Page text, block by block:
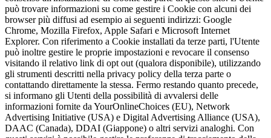
può trovare informazioni su come gestire i Cookie con alcuni dei
browser più diffusi ad esempio ai seguenti indirizzi: Google
Chrome, Mozilla Firefox, Apple Safari e Microsoft Internet
Explorer. Con riferimento a Cookie installati da terze parti, l'Utente
può inoltre gestire le proprie impostazioni e revocare il consenso
visitando il relativo link di opt out (qualora disponibile), utilizzando
gli strumenti descritti nella privacy policy della terza parte o
contattando direttamente la stessa. Fermo restando quanto precede,
si informano gli Utenti della possibilità di avvalersi delle
informazioni fornite da YourOnlineChoices (EU), Network
Advertising Initiative (USA) e Digital Advertising Alliance (USA),
DAAC (Canada), DDAI (Giappone) o altri servizi analoghi. Con